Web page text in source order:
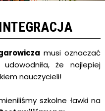
musi oznaczać
że najlepiej
nauczycieli!
szkolne ławki na